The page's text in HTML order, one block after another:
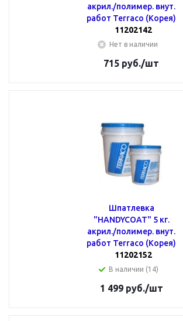
акрил./полимер. внут.
работ Terraco (Корея)
11202142
Нет в наличии
715 руб./шт
Шпатлевка
"HANDYCOAT" 5 кг.
акрил./полимер. внут.
работ Terraco (Корея)
11202152
В наличии (14)
1 499руб./шт